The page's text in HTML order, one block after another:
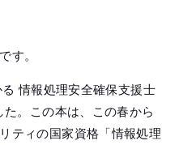
す。
情報処理安全確保支援士
。この本は、この春から
ティの国家資格「情報処理